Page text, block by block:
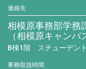
連絡先
相模原事務部学務
（相模原キャンパ
B棟1階 スチューデン
事務取扱時間